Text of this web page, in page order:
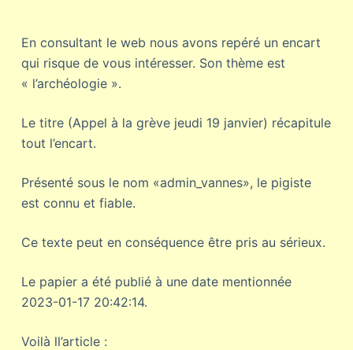
n
u
En consultant le web nous avons repéré un encart
qui risque de vous intéresser. Son thème est
« l’archéologie ».
Le titre (Appel à la grève jeudi 19 janvier) récapitule
tout l’encart.
Présenté sous le nom «admin_vannes», le pigiste
est connu et fiable.
Ce texte peut en conséquence être pris au sérieux.
Le papier a été publié à une date mentionnée
2023-01-17 20:42:14.
Voilà ll’article :